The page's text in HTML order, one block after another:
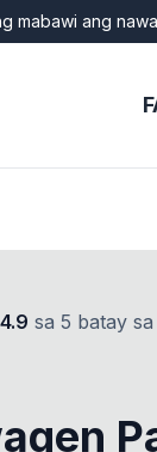
ang
4.9 sa 5 batay sa